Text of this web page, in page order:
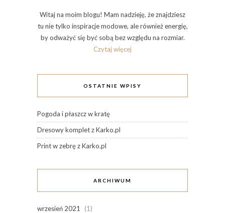
Witaj na moim blogu! Mam nadzieję, że znajdziesz
tu nie tylko inspiracje modowe, ale również energię,
by odważyć się być sobą bez względu na rozmiar.
Czytaj więcej
OSTATNIE WPISY
Pogoda i płaszcz w kratę
Dresowy komplet z Karko.pl
Print w zebrę z Karko.pl
ARCHIWUM
wrzesień 2021
(1)